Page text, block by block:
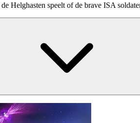
Helghasten speelt of de brave ISA